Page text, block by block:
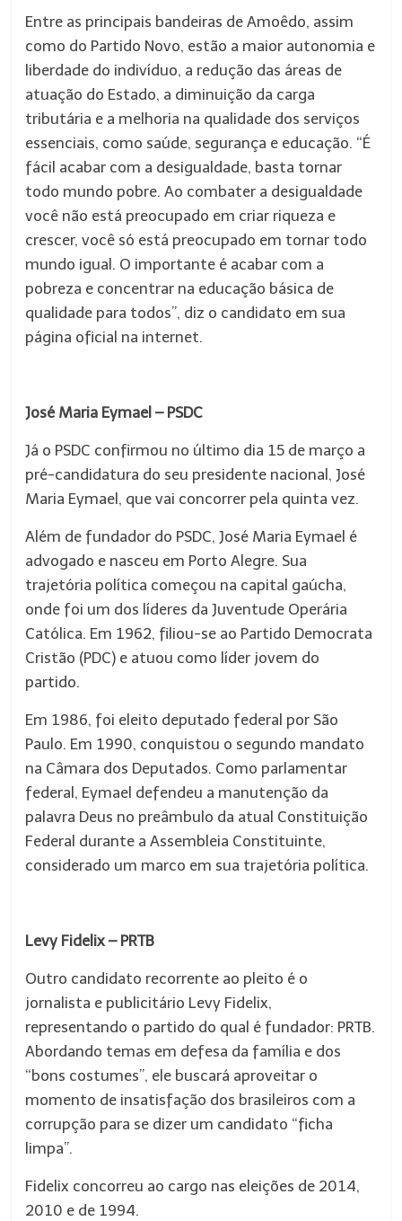
Entre as principais bandeiras de Amoêdo, assim
como do Partido Novo, estão a maior autonomia e
liberdade do indivíduo, a redução das áreas de
atuação do Estado, a diminuição da carga
tributária e a melhoria na qualidade dos serviços
essenciais, como saúde, segurança e educação. “É
fácil acabar com a desigualdade, basta tornar
todo mundo pobre. Ao combater a desigualdade
você não está preocupado em criar riqueza e
crescer, você só está preocupado em tornar todo
mundo igual. O importante é acabar com a
pobreza e concentrar na educação básica de
qualidade para todos”, diz o candidato em sua
página oficial na internet.
José Maria Eymael – PSDC
Já o PSDC confirmou no último dia 15 de março a
pré-candidatura do seu presidente nacional, José
Maria Eymael, que vai concorrer pela quinta vez.
Além de fundador do PSDC, José Maria Eymael é
advogado e nasceu em Porto Alegre. Sua
trajetória política começou na capital gaúcha,
onde foi um dos líderes da Juventude Operária
Católica. Em 1962, filiou-se ao Partido Democrata
Cristão (PDC) e atuou como líder jovem do
partido.
Em 1986, foi eleito deputado federal por São
Paulo. Em 1990, conquistou o segundo mandato
na Câmara dos Deputados. Como parlamentar
federal, Eymael defendeu a manutenção da
palavra Deus no preâmbulo da atual Constituição
Federal durante a Assembleia Constituinte,
considerado um marco em sua trajetória política.
Levy Fidelix – PRTB
Outro candidato recorrente ao pleito é o
jornalista e publicitário Levy Fidelix,
representando o partido do qual é fundador: PRTB.
Abordando temas em defesa da família e dos
“bons costumes”, ele buscará aproveitar o
momento de insatisfação dos brasileiros com a
corrupção para se dizer um candidato “ficha
limpa”.
Fidelix concorreu ao cargo nas eleições de 2014,
2010 e de 1994.